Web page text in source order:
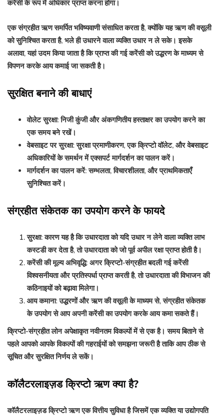
करेंसी के रूप में अधिकार प्राप्त करना होगा।
एक संग्रहीत ऋण समर्पित भविष्यवाणी संसाधित करता है, क्योंकि यह ऋण की वसूली
को सुनिश्चित करता है, भले ही उधारने वाला व्यक्ति उधार न ले सके। इसके
अलावा, यहां उदम किया जाता है कि प्राप्त की गई करेंसी को उद्धरण के माध्यम से
विपणन करके आय कमाई जा सकती है।
सुरक्षित बनाने की बाधाएं
वोलेट सुरक्षा: निजी कुंजी और अंकगणितीय हस्ताक्षर का उपयोग करने का
एक समय बने रखें।
वेबसाइट पर सुरक्षा: सुरक्षा प्रमाणीकरण, एक क्रिप्टो वॉलेट, और वेबसाइट
अधिकारियों के समर्थन में एक्सपर्ट मार्गदर्शन का पालन करें।
मार्गदर्शन का पालन करें: सम्भलता, विचारशीलता, और प्राथमिकताएँ
सुनिश्चित करें।
संग्रहीत संकेतक का उपयोग करने के फायदे
सुरक्षा: कारण यह है कि उधारदाता को यदि उधार न लेने वाला व्यक्ति लाभ
कस्टडी कर देता है, तो उधारदाता को जो पूर्व अपील रक्षा प्राप्त होती है।
करेंसी की मूल्य अभिवृद्धि: अगर क्रिप्टो-संग्रहीत बदली गई करेंसी
विश्वसनीयता और प्रतिस्पर्धा प्राप्त करती है, तो उधारदाता की विभाजन की
कठिनाइयों को बढ़ावा मिलेगा।
आय कमाना: उद्धरणों और ऋण की वसूली के माध्यम से, संग्रहीत संकेतक
के उपयोग से आप अपनी करेंसी का उपयोग करके आय कमा सकते हैं।
क्रिप्टो-संग्रहीत लोन अपेक्षाकृत नवीनतम विकल्पों में से एक है। समय बिताने से
पहले आपको आपके विकल्पों की गहराईयों को समझना जरूरी है ताकि आप ठीक से
सूचित और सुरक्षित निर्णय ले सकें।
कॉलैटरलाइज़ड क्रिप्टो ऋण क्या है?
कॉलैटरलाइज़ड क्रिप्टो ऋण एक वित्तीय सुविधा है जिसमें एक व्यक्ति या उद्योगपति